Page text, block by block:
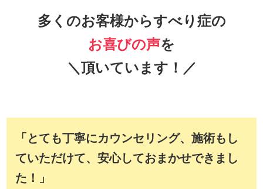
多くのお客様からすべり症の
お喜びの声を
＼頂いています！／
「とても丁寧にカウンセリング、施術もし
ていただけて、安心しておまかせできまし
た！」